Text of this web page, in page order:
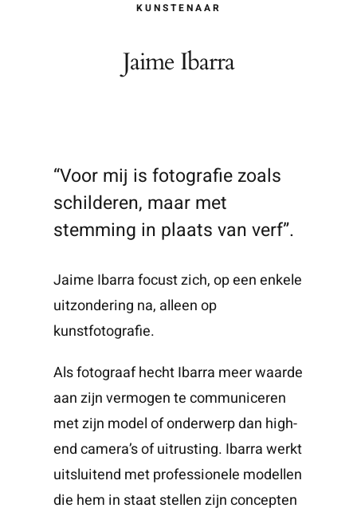
KUNSTENAAR
Jaime Ibarra
“Voor mij is fotografie zoals
schilderen, maar met
stemming in plaats van verf”.
Jaime Ibarra focust zich, op een enkele
uitzondering na, alleen op
kunstfotografie.
Als fotograaf hecht Ibarra meer waarde
aan zijn vermogen te communiceren
met zijn model of onderwerp dan high-
end camera’s of uitrusting. Ibarra werkt
uitsluitend met professionele modellen
die hem in staat stellen zijn concepten